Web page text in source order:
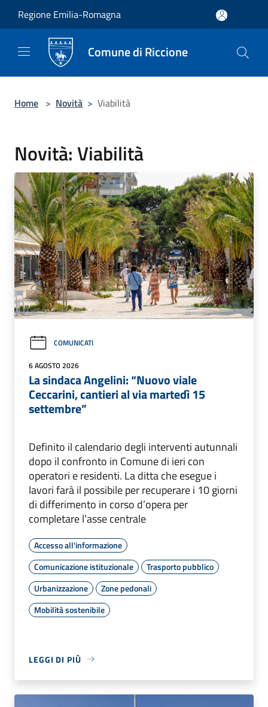
Regione Emilia-Romagna
Comune di Riccione
Home > Novità > Viabilità
Novità: Viabilità
COMUNICATI
6 AGOSTO 2026
La sindaca Angelini: “Nuovo viale
Ceccarini, cantieri al via martedì 15
settembre”
Definito il calendario degli interventi autunnali
dopo il confronto in Comune di ieri con
operatori e residenti. La ditta che esegue i
lavori farà il possibile per recuperare i 10 giorni
di differimento in corso d’opera per
completare l’asse centrale
Accesso all'informazione
Comunicazione istituzionale
Trasporto pubblico
Urbanizzazione
Zone pedonali
Mobilità sostenibile
LEGGI DI PIÙ